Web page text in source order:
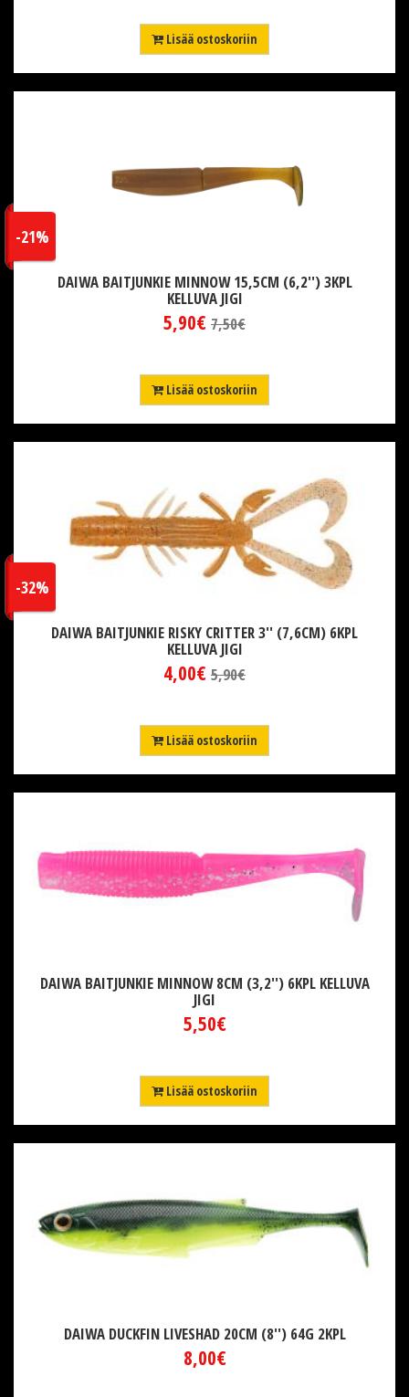
Lisää ostoskoriin
DAIWA BAITJUNKIE MINNOW 15,5CM (6,2'') 3KPL
KELLUVA JIGI
5,90€
-21%
7,50€
Lisää ostoskoriin
DAIWA BAITJUNKIE RISKY CRITTER 3'' (7,6CM) 6KPL
KELLUVA JIGI
4,00€
-32%
5,90€
Lisää ostoskoriin
DAIWA BAITJUNKIE MINNOW 8CM (3,2'') 6KPL KELLUVA
JIGI
5,50€
Lisää ostoskoriin
DAIWA DUCKFIN LIVESHAD 20CM (8'') 64G 2KPL
8,00€